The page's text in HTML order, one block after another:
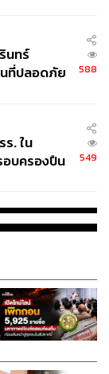
นทร์
ที่ปลอดภัย
588
. ใน
บครองปืน
549